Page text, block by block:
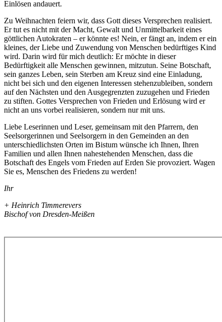
Einlösen andauert.
Zu Weihnachten feiern wir, dass Gott dieses Versprechen realisiert.
Er tut es nicht mit der Macht, Gewalt und Unmittelbarkeit eines
göttlichen Autokraten – er könnte es! Nein, er fängt an, indem er ein
kleines, der Liebe und Zuwendung von Menschen bedürftiges Kind
wird. Darin wird für mich deutlich: Er möchte in dieser
Bedürftigkeit alle Menschen gewinnen, mitzutun. Seine Botschaft,
sein ganzes Leben, sein Sterben am Kreuz sind eine Einladung,
nicht bei sich und den eigenen Interessen stehenzubleiben, sondern
auf den Nächsten und den Ausgegrenzten zuzugehen und Frieden
zu stiften. Gottes Versprechen von Frieden und Erlösung wird er
nicht an uns vorbei realisieren, sondern nur mit uns.
Liebe Leserinnen und Leser, gemeinsam mit den Pfarrern, den
Seelsorgerinnen und Seelsorgern in den Gemeinden an den
unterschiedlichsten Orten im Bistum wünsche ich Ihnen, Ihren
Familien und allen Ihnen nahestehenden Menschen, dass die
Botschaft des Engels vom Frieden auf Erden Sie provoziert. Wagen
Sie es, Menschen des Friedens zu werden!
Ihr
+ Heinrich Timmerevers
Bischof von Dresden-Meißen